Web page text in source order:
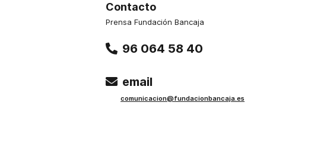
Contacto
Prensa Fundación Bancaja
96 064 58 40
email
comunicacion@fundacionbancaja.es